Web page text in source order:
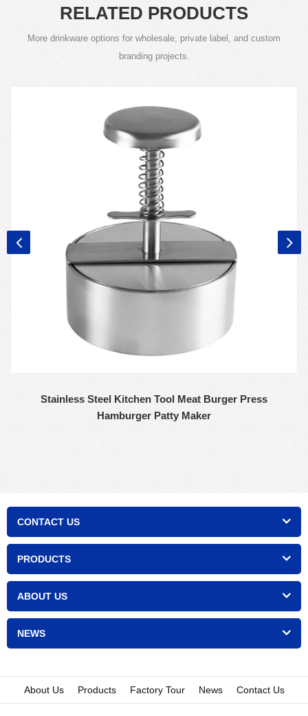
RELATED PRODUCTS
More drinkware options for wholesale, private label, and custom
branding projects.
Stainless Steel Kitchen Tool Meat Burger Press
Hamburger Patty Maker
CONTACT US
PRODUCTS
ABOUT US
NEWS
About Us Products Factory Tour News Contact Us